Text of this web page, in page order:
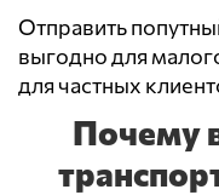
Отправить
выгодно для
для частных
Почему